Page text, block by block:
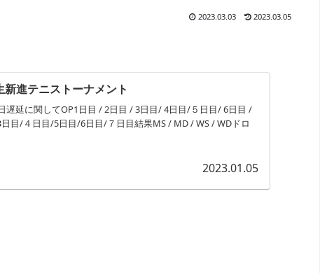
2023.03.03 2023.03.05
進テニストーナメント
遅延に関してOP1日目 / 2日目 / 3日目/ 4日目/５日目/ 6日目 /
目/４日目/5日目/6日目/７日目結果MS / MD / WS / WDドロ
2023.01.05